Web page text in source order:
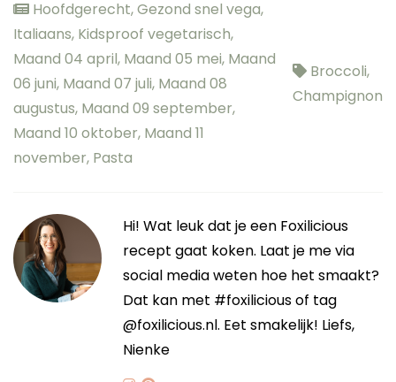
Hoofdgerecht,Gezond snel vega,
Italiaans, Kidsproof vegetarisch,
Maand 04 april, Maand 05 mei, Maand
06 juni, Maand 07 juli, Maand 08
augustus, Maand 09 september,
Maand 10 oktober, Maand 11
november, Pasta
Broccoli,
Champignon
Hi! Wat leuk dat je een Foxilicious
recept gaat koken. Laat je me via
social media weten hoe het smaakt?
Dat kan met #foxilicious of tag
@foxilicious.nl. Eet smakelijk! Liefs,
Nienke